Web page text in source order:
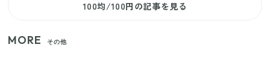
100均/100円の記事を見る
MORE その他